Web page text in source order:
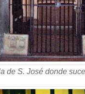
de S. José donde